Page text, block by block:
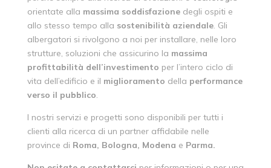
orientate alla massima soddisfazionedegli ospiti e
allo stesso tempo alla sostenibilità aziendale. Gli
albergatori si rivolgono a noi per installare, nelle loro
strutture, soluzioni che assicurino la massima
profittabilità dell’investimento per l’intero ciclo di
vita dell’edificio e il miglioramento della performance
verso il pubblico.
I nostri servizi e progetti sono disponibili per tutti i
clienti alla ricerca di un partner affidabile nelle
province di Roma, Bologna, Modena e Parma.